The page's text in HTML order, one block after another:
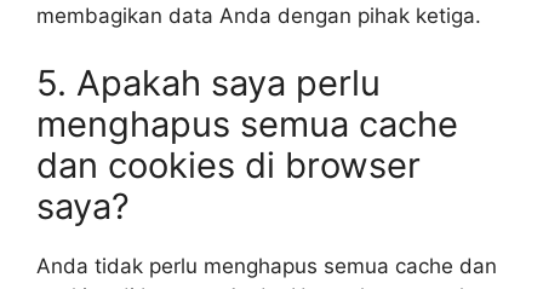
membagikan data Anda dengan pihak ketiga.
5. Apakah saya perlu
menghapus semua cache
dan cookies di browser
saya?
Anda tidak perlu menghapus semua cache dan